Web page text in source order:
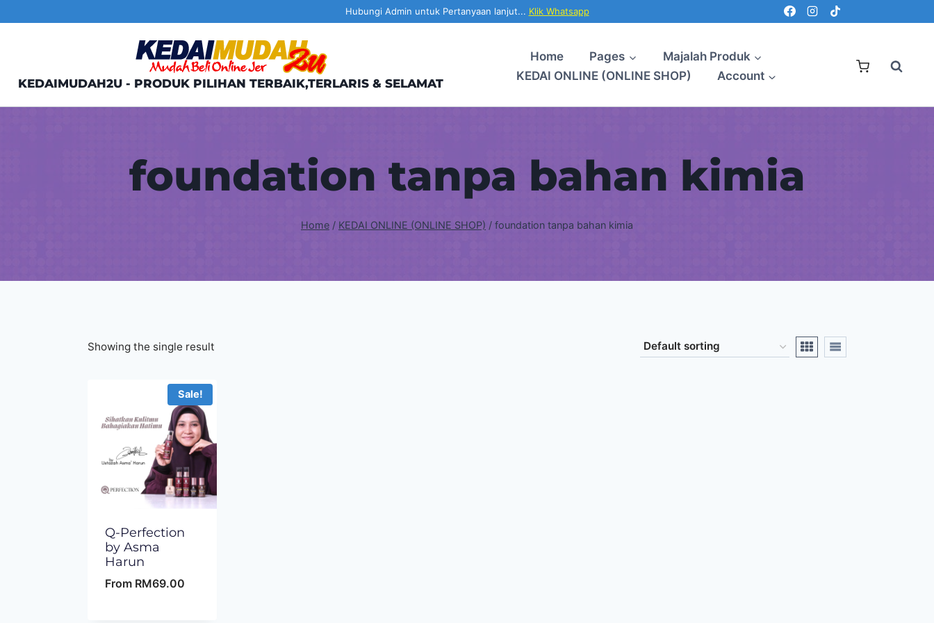
to
Hubungi Admin untuk Pertanyaan lanjut... Klik Whatsapp
KEDAIMUDAH2U - PRODUK PILIHAN TERBAIK,TERLARIS & SELAMAT
Home Pages
Majalah Produk
KEDAI ONLINE (ONLINE SHOP)
Account
foundation tanpa bahan kimia
Home / KEDAI ONLINE (ONLINE SHOP) / foundation tanpa bahan kimia
Showing the single result
Sale!
Q-Perfection
by Asma
Harun
From RM69.00